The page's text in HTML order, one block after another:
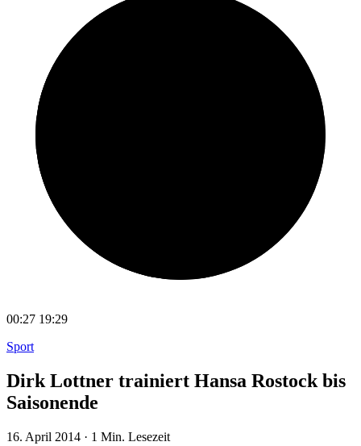
00:27 19:29
Sport
Dirk Lottner trainiert Hansa Rostock bis
Saisonende
16. April 2014 · 1 Min. Lesezeit